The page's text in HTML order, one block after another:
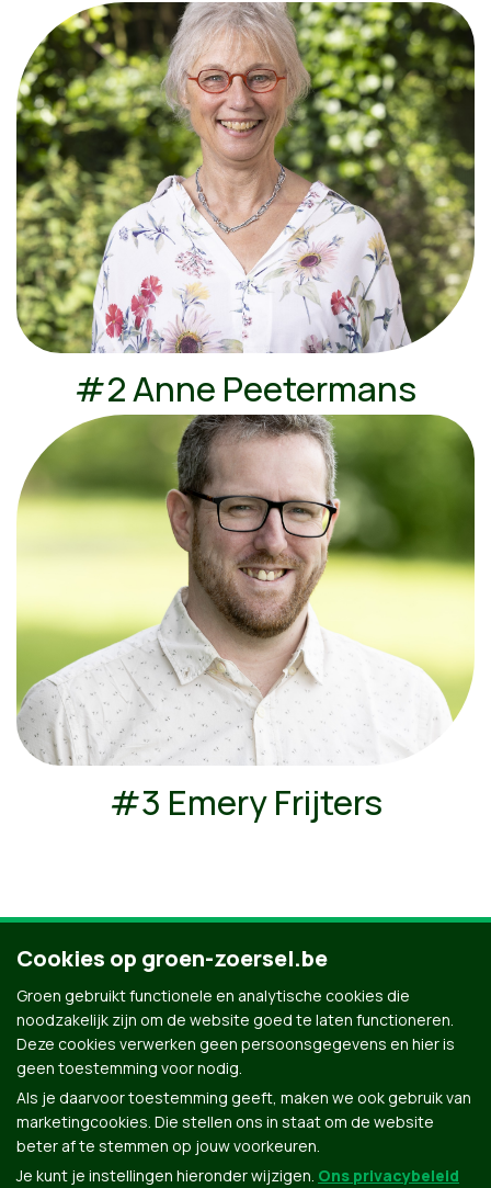
#2 Anne Peetermans
#3 Emery Frijters
Ontdek al onze kandidaten
Cookies op groen-zoersel.be
Groen gebruikt functionele en analytische cookies die
noodzakelijk zijn om de website goed te laten functioneren.
Deze cookies verwerken geen persoonsgegevens en hier is
geen toestemming voor nodig.
Als je daarvoor toestemming geeft, maken we ook gebruik van
marketingcookies. Die stellen ons in staat om de website
beter af te stemmen op jouw voorkeuren.
Je kunt je instellingen hieronder wijzigen. Ons privacybeleid